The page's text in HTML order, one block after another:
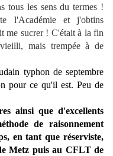
tous les sens du termes !
l'Académie et j'obtins
me sucrer ! C'était à la fin
mais trempée à de
typhon de septembre
pour ce qu'il est. Peu de
ainsi que d'excellents
de raisonnement
en tant que réserviste,
Metz puis au CFLT de